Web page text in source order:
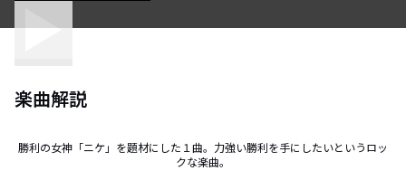
楽曲解説
勝利の女神「ニケ」を題材にした１曲。力強い勝利を手にしたいというロッ
クな楽曲。